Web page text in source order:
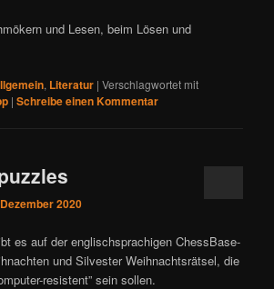
und Lesen, beim Lösen und
, Literatur |Verschlagwortet mit
|Schreibe einen Kommentar
2020
es auf der englischsprachigen ChessBase-
und Silvester Weihnachtsrätsel, die
resistent” sein sollen.